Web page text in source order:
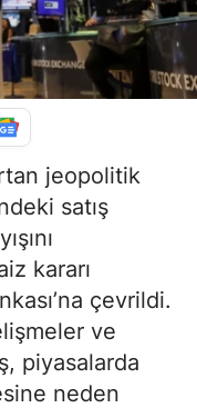
jeopolitik
satış
kararı
çevrildi.
ve
piyasalarda
neden